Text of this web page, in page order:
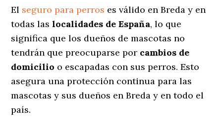
El seguro para perros es válido en Breda y en
todas laslocalidades de España, lo que
significa que los dueños de mascotas no
tendrán que preocuparse por cambios de
domicilio o escapadas con sus perros. Esto
asegura una protección continua para las
mascotas y sus dueños en Breda y en todo el
país.